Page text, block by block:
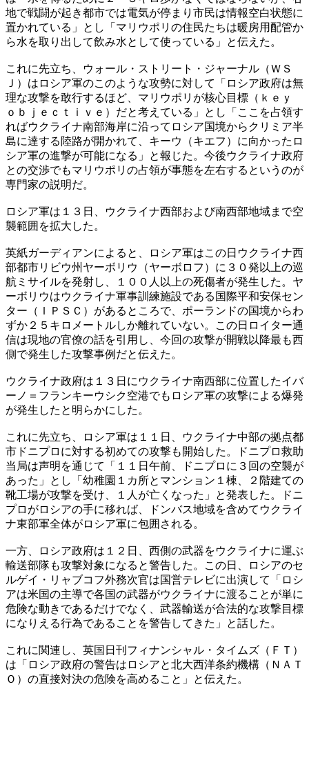
地で戦闘が起き都市では電気が停まり市民は情報空白状態に
置かれている」とし「マリウポリの住民たちは暖房用配管か
ら水を取り出して飲み水として使っている」と伝えた。
これに先立ち、ウォール・ストリート・ジャーナル（ＷＳ
Ｊ）はロシア軍のこのような攻勢に対して「ロシア政府は無
理な攻撃を敢行するほど、マリウポリが核心目標（ｋｅｙ
ｏｂｊｅｃｔｉｖｅ）だと考えている」とし「ここを占領す
ればウクライナ南部海岸に沿ってロシア国境からクリミア半
島に達する陸路が開かれて、キーウ（キエフ）に向かったロ
シア軍の進撃が可能になる」と報じた。今後ウクライナ政府
との交渉でもマリウポリの占領が事態を左右するというのが
専門家の説明だ。
ロシア軍は１３日、ウクライナ西部および南西部地域まで空
襲範囲を拡大した。
英紙ガーディアンによると、ロシア軍はこの日ウクライナ西
部都市リビウ州ヤーボリウ（ヤーボロフ）に３０発以上の巡
航ミサイルを発射し、１００人以上の死傷者が発生した。ヤ
ーボリウはウクライナ軍事訓練施設である国際平和安保セン
ター（ＩＰＳＣ）があるところで、ポーランドの国境からわ
ずか２５キロメートルしか離れていない。この日ロイター通
信は現地の官僚の話を引用し、今回の攻撃が開戦以降最も西
側で発生した攻撃事例だと伝えた。
ウクライナ政府は１３日にウクライナ南西部に位置したイバ
ーノ＝フランキーウシク空港でもロシア軍の攻撃による爆発
が発生したと明らかにした。
これに先立ち、ロシア軍は１１日、ウクライナ中部の拠点都
市ドニプロに対する初めての攻撃も開始した。ドニプロ救助
当局は声明を通じて「１１日午前、ドニプロに３回の空襲が
あった」とし「幼稚園１カ所とマンション１棟、２階建ての
靴工場が攻撃を受け、１人が亡くなった」と発表した。ドニ
プロがロシアの手に移れば、ドンバス地域を含めてウクライ
ナ東部軍全体がロシア軍に包囲される。
一方、ロシア政府は１２日、西側の武器をウクライナに運ぶ
輸送部隊も攻撃対象になると警告した。この日、ロシアのセ
ルゲイ・リャブコフ外務次官は国営テレビに出演して「ロシ
アは米国の主導で各国の武器がウクライナに渡ることが単に
危険な動きであるだけでなく、武器輸送が合法的な攻撃目標
になりえる行為であることを警告してきた」と話した。
これに関連し、英国日刊フィナンシャル・タイムズ（ＦＴ）
は「ロシア政府の警告はロシアと北大西洋条約機構（ＮＡＴ
Ｏ）の直接対決の危険を高めること」と伝えた。